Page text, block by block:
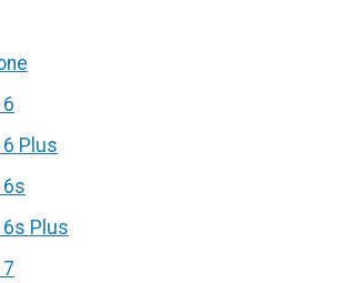
Plus
6s
6s Plus